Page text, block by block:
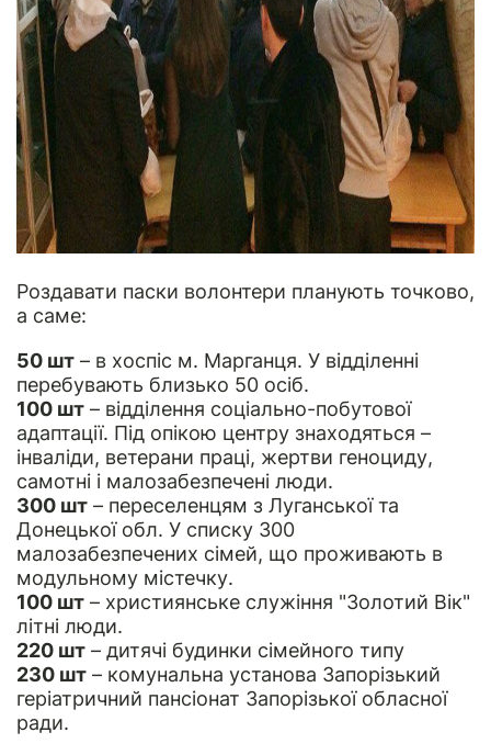
Роздавати паски волонтери планують точково,
а саме:
50 шт – в хоспіс м. Марганця. У відділенні
перебувають близько 50 осіб.
100 шт – відділення соціально-побутової
адаптації. Під опікою центру знаходяться –
інваліди, ветерани праці, жертви геноциду,
самотні і малозабезпечені люди.
300 шт – переселенцям з Луганської та
Донецької обл. У списку 300
малозабезпечених сімей, що проживають в
модульному містечку.
100 шт – християнське служіння "Золотий Вік"
літні люди.
220 шт – дитячі будинки сімейного типу
230 шт – комунальна установа Запорізький
геріатричний пансіонат Запорізької обласної
ради.